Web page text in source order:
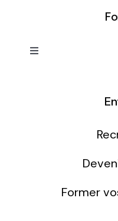
Toggle
Motion design/
Jeux Vidéos
Former